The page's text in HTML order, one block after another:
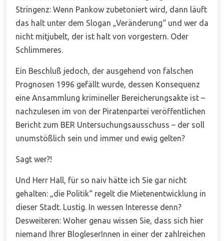
Stringenz: Wenn Pankow zubetoniert wird, dann läuft
das halt unter dem Slogan „Veränderung“ und wer da
nicht mitjubelt, der ist halt von vorgestern. Oder
Schlimmeres.
Ein Beschluß jedoch, der ausgehend von falschen
Prognosen 1996 gefällt wurde, dessen Konsequenz
eine Ansammlung krimineller Bereicherungsakte ist –
nachzulesen im von der Piratenpartei veröffentlichen
Bericht zum BER Untersuchungsausschuss – der soll
unumstößlich sein und immer und ewig gelten?
Sagt wer?!
Und Herr Hall, für so naiv hätte ich Sie gar nicht
gehalten: „die Politik“ regelt die Mietenentwicklung in
dieser Stadt. Lustig. In wessen Interesse denn?
Desweiteren: Woher genau wissen Sie, dass sich hier
niemand Ihrer BlogleserInnen in einer der zahlreichen